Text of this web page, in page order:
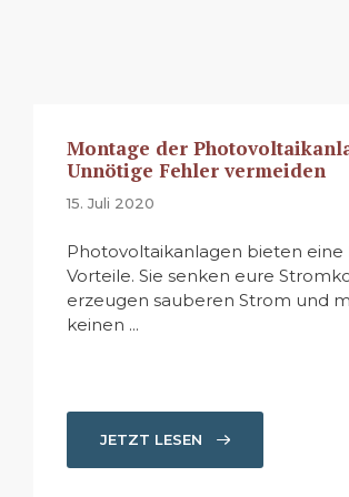
Montage der
Unnötige Fehler vermeiden
15. Juli 2020
Photovoltaikanlagen bieten eine
Vorteile. Sie senken eure
erzeugen sauberen Strom und
keinen ...
JETZT LESEN